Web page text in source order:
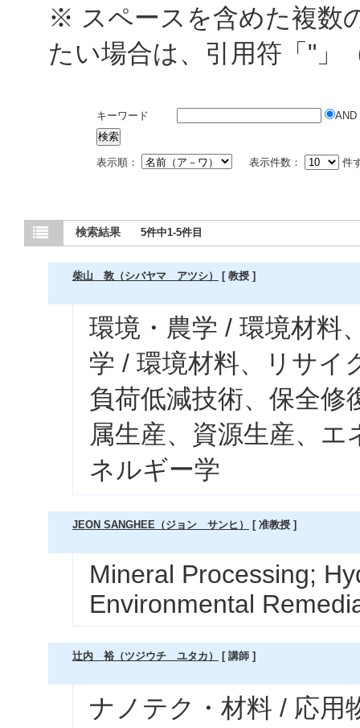
※ スペースを含めた複数
たい場合は、引用符「"」
キーワード AND
表示順： 表示件数： 件
検索結果 5件中1-5件目
柴山 敦（シバヤマ アツシ） [ 教授 ]
環境・農学 / 環境材料
学 / 環境材料、リサイ
負荷低減技術、保全
属生産、資源生産、
ネルギー学
JEON SANGHEE（ジョン サンヒ） [ 准教授 ]
Mineral Processing;
Environmental
辻内 裕（ツジウチ ユタカ） [ 講師 ]
ナノテク・材料 / 応用